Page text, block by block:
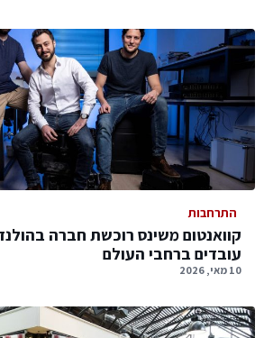
התרחבות
עובדים ברחבי העולם
10 מאי, 2026